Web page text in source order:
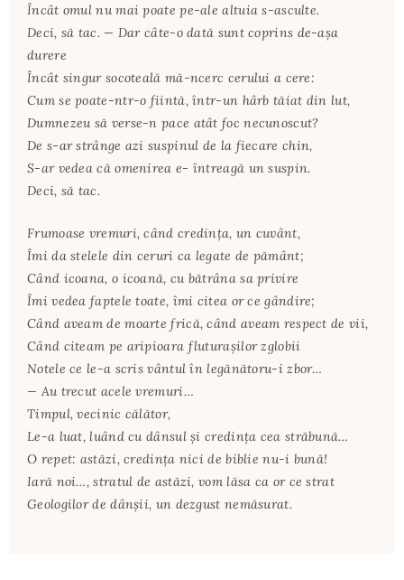
Încât omul nu mai poate pe-ale altuia s-asculte.
Deci, să tac. — Dar câte-o dată sunt coprins de-aşa
durere
Încât singur socoteală mă-ncerc cerului a cere:
Cum se poate-ntr-o fiintă, într-un hârb tăiat din lut,
Dumnezeu să verse-n pace atât foc necunoscut?
De s-ar strânge azi suspinul de la fiecare chin,
S-ar vedea că omenirea e- întreagă un suspin.
Deci, să tac.
Frumoase vremuri, când credinţa, un cuvânt,
Îmi da stelele din ceruri ca legate de pământ;
Când icoana, o icoană, cu bătrâna sa privire
Îmi vedea faptele toate, îmi citea or ce gândire;
Când aveam de moarte frică, când aveam respect de vii,
Când citeam pe aripioara fluturaşilor zglobii
Notele ce le-a scris vântul în legănătoru-i zbor…
— Au trecut acele vremuri…
Timpul, vecinic călător,
Le-a luat, luând cu dânsul şi credinţa cea străbună…
O repet: astăzi, credinţa nici de biblie nu-i bună!
Iară noi…, stratul de astăzi, vom lăsa ca or ce strat
Geologilor de dânşii, un dezgust nemăsurat.